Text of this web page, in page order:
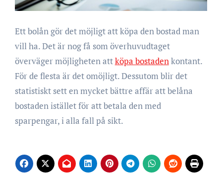
Ett bolån gör det möjligt att köpa den bostad man
vill ha. Det är nog få som överhuvudtaget
överväger möjligheten attköpa bostadenkontant.
För de flesta är det omöjligt. Dessutom blir det
statistiskt sett en mycket bättre affär att belåna
bostaden istället för att betala den med
sparpengar, i alla fall på sikt.